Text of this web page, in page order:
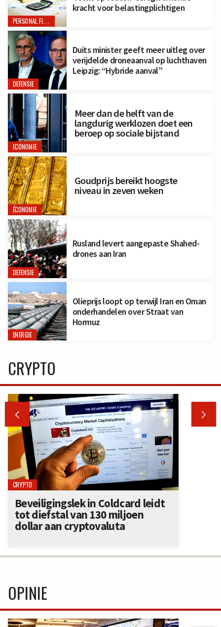
PERSONAL FINANCE
kracht voor belastingplichtigen
DEFENSIE
Duits minister geeft meer uitleg over
verijdelde droneaanval op luchthaven
Leipzig: “Hybride aanval”
ECONOMIE
Meer dan de helft van de
langdurig werklozen doet een
beroep op sociale bijstand
ÉCONOMIE
Goudprijs bereikt hoogste
niveau in zeven weken
DEFENSIE
Rusland levert aangepaste Shahed-
drones aan Iran
ENERGIE
Olieprijs loopt op terwijl Iran en Oman
onderhandelen over Straat van
Hormuz
CRYPTO
 
CRYPTO
Beveiligingslek in Coldcard leidt
tot diefstal van 130 miljoen
dollar aan cryptovaluta
OPINIE